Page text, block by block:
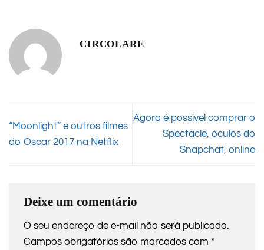
CIRCOLARE
“Moonlight” e outros filmes
do Oscar 2017 na Netflix
Agora é possível comprar o
Spectacle, óculos do
Snapchat, online
Deixe um comentário
O seu endereço de e-mail não será publicado.
Campos obrigatórios são marcados com *